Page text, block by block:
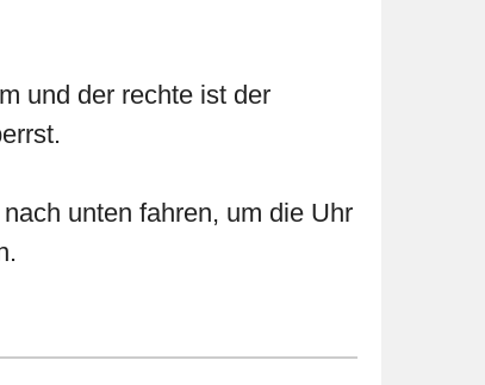
und der rechte ist der
unten fahren, um die Uhr